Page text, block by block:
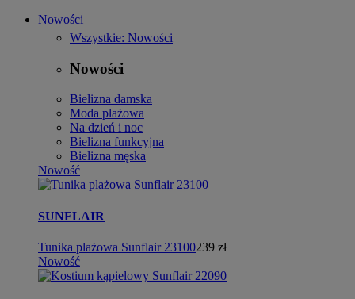
Nowości
Wszystkie: Nowości
Nowości
Bielizna damska
Moda plażowa
Na dzień i noc
Bielizna funkcyjna
Bielizna męska
Nowość
SUNFLAIR
Tunika plażowa Sunflair 23100239 zł
Nowość